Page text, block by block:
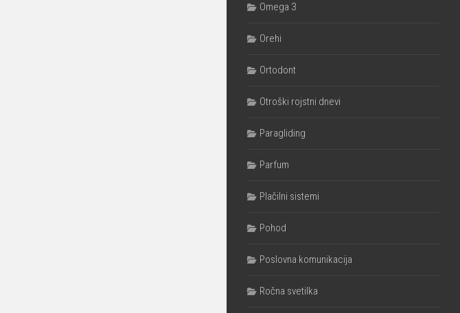
Omega 3
Orehi
Ortodont
Otroški rojstni dnevi
Paragliding
Parfum
Plačilni sistemi
Pohod
Poslovna komunikacija
Ročna svetilka